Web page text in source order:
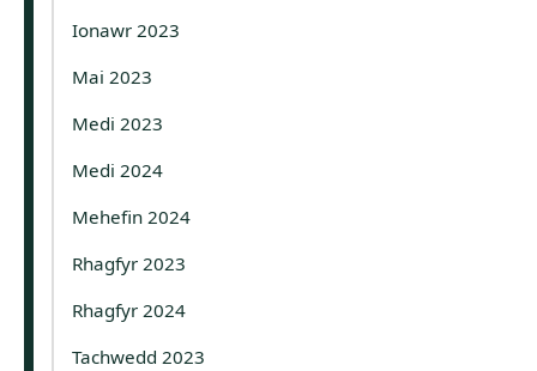
Ionawr 2023
Mai 2023
Medi 2023
Medi 2024
Mehefin 2024
Rhagfyr 2023
Rhagfyr 2024
Tachwedd 2023